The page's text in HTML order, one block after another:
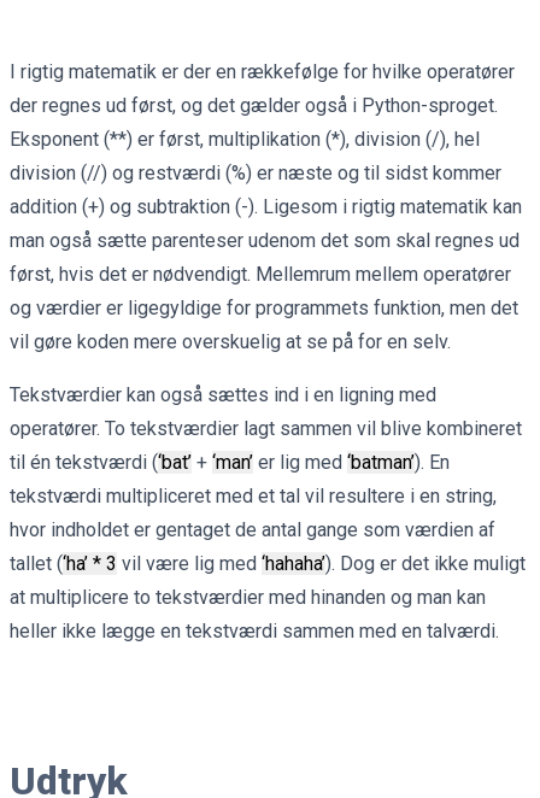
I rigtig matematik er der en rækkefølge for hvilke operatører
der regnes ud først, og det gælder også i Python-sproget.
Eksponent (**) er først, multiplikation (*), division (/), hel
division (//) og restværdi (%) er næste og til sidst kommer
addition (+) og subtraktion (-). Ligesom i rigtig matematik kan
man også sætte parenteser udenom det som skal regnes ud
først, hvis det er nødvendigt. Mellemrum mellem operatører
og værdier er ligegyldige for programmets funktion, men det
vil gøre koden mere overskuelig at se på for en selv.
Tekstværdier kan også sættes ind i en ligning med
operatører. To tekstværdier lagt sammen vil blive kombineret
til én tekstværdi (‘bat’ + ‘man’ er lig med ‘batman’). En
tekstværdi multipliceret med et tal vil resultere i en string,
hvor indholdet er gentaget de antal gange som værdien af
tallet (‘ha’ * 3 vil være lig med ‘hahaha’). Dog er det ikke muligt
at multiplicere to tekstværdier med hinanden og man kan
heller ikke lægge en tekstværdi sammen med en talværdi.
Udtryk